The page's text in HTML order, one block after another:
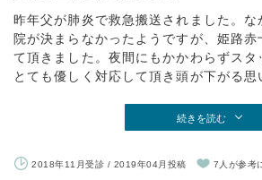
昨年父が肺炎で救急搬送されました。な
院が決まらなかったようですが、姫路
て頂きました。夜間にもかかわらずスタ
とても優しく対応して頂き頭が下がる思
続きを読む
2018年11月受診 / 2019年04月投稿 7人が参考